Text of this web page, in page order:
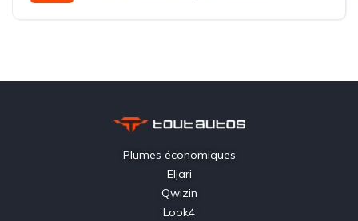
Plumes économiques
Eljari
Qwizin
Look4